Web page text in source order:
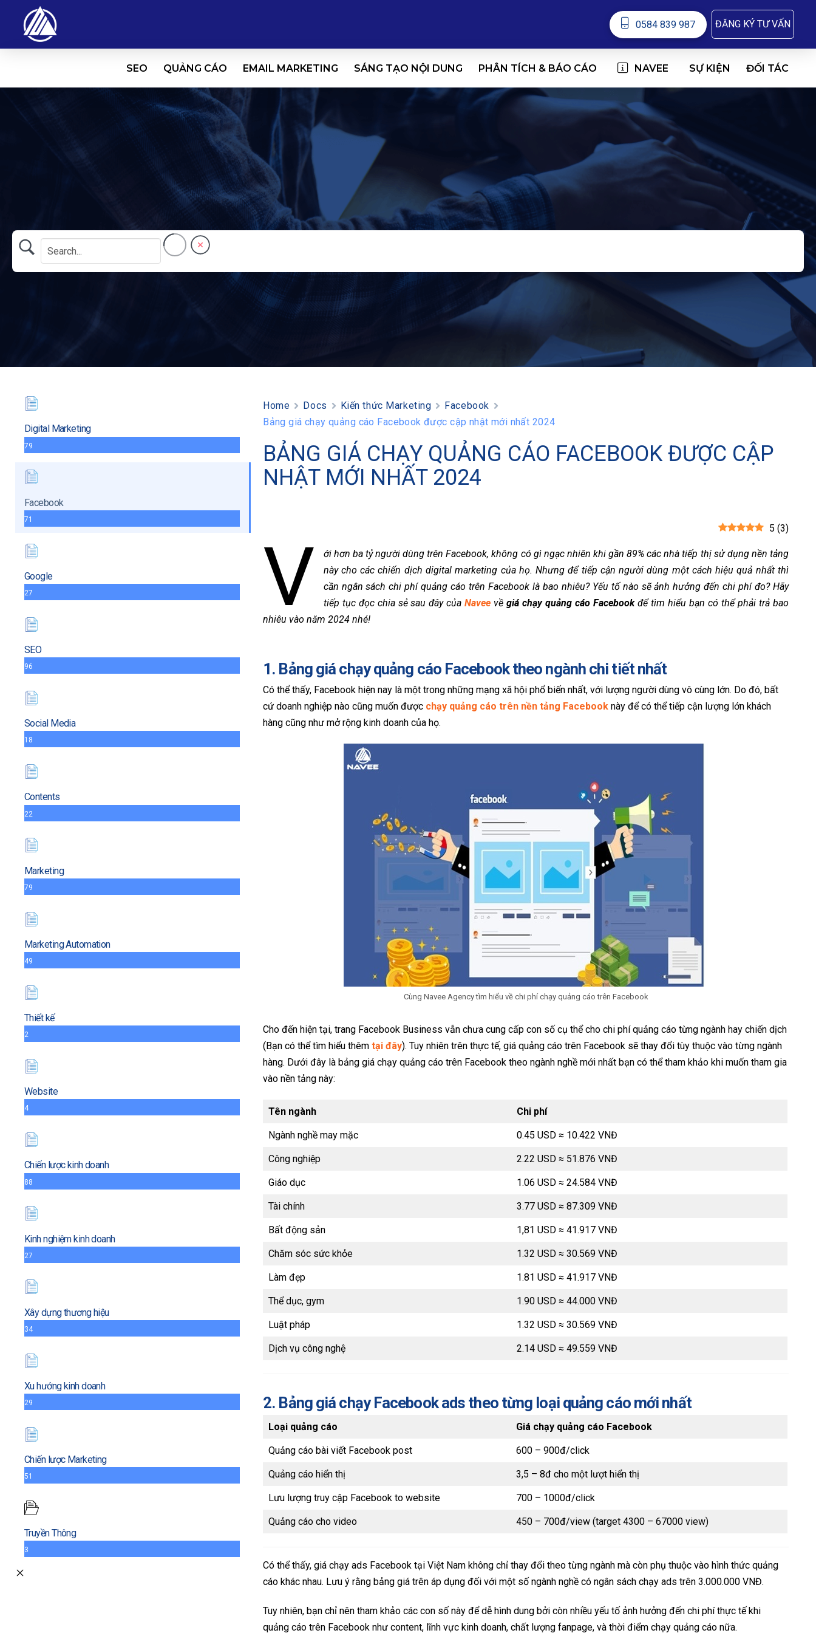
0584 839 987 ĐĂNG KÝ TƯ VẤN
SEO QUẢNG CÁO EMAIL MARKETING SÁNG TẠO NỘI DUNG PHÂN TÍCH & BÁO CÁO NAVEE SỰ KIỆN ĐỐI TÁC
Digital Marketing
79
Facebook
71
Google
27
SEO
96
Social Media
18
Contents
22
Marketing
79
Marketing Automation
49
Thiết kế
2
Website
4
Chiến lược kinh doanh
88
Kinh nghiệm kinh doanh
27
Xây dựng thương hiệu
34
Xu hướng kinh doanh
29
Chiến lược Marketing
51
Truyền Thông
3
Home Docs Kiến thức Marketing
Facebook
Bảng giá chạy quảng cáo Facebook được cập nhật mới nhất 2024
BẢNG GIÁ CHẠY QUẢNG CÁO FACEBOOK ĐƯỢC CẬP
NHẬT MỚI NHẤT 2024
5 (3)
V
ới hơn ba tỷ người dùng trên Facebook, không có gì ngạc nhiên khi gần 89% các nhà tiếp thị sử dụng nền tảng
này cho các chiến dịch digital marketing của họ. Nhưng để tiếp cận người dùng một cách hiệu quả nhất thì
cần ngân sách chi phí quảng cáo trên Facebook là bao nhiêu? Yếu tố nào sẽ ảnh hưởng đến chi phí đo? Hãy
tiếp tục đọc chia sẻ sau đây củaNavee vềgiá chạy quảng cáo Facebookđể tìm hiểu bạn có thể phải trả bao
nhiêu vào năm 2024 nhé!
1. Bảng giá chạy quảng cáo Facebook theo ngành chi tiết nhất
Có thể thấy, Facebook hiện nay là một trong những mạng xã hội phổ biến nhất, với lượng người dùng vô cùng lớn. Do đó, bất
cứ doanh nghiệp nào cũng muốn được chạy quảng cáo trên nền tảng Facebook này để có thể tiếp cận lượng lớn khách
hàng cũng như mở rộng kinh doanh của họ.
Cùng Navee Agency tìm hiểu về chi phí chạy quảng cáo trên Facebook
Cho đến hiện tại, trang Facebook Business vẫn chưa cung cấp con số cụ thể cho chi phí quảng cáo từng ngành hay chiến dịch
(Bạn có thể tìm hiểu thêmtại đây). Tuy nhiên trên thực tế, giá quảng cáo trên Facebook sẽ thay đổi tùy thuộc vào từng ngành
hàng. Dưới đây là bảng giá chạy quảng cáo trên Facebook theo ngành nghề mới nhất bạn có thể tham khảo khi muốn tham gia
vào nền tảng này:
Tên ngành Chi phí
Ngành nghề may mặc 0.45 USD ≈ 10.422 VNĐ
Công nghiệp 2.22 USD ≈ 51.876 VNĐ
Giáo dục 1.06 USD ≈ 24.584 VNĐ
Tài chính 3.77 USD ≈ 87.309 VNĐ
Bất động sản 1,81 USD ≈ 41.917 VNĐ
Chăm sóc sức khỏe 1.32 USD ≈ 30.569 VNĐ
Làm đẹp 1.81 USD ≈ 41.917 VNĐ
Thể dục, gym 1.90 USD ≈ 44.000 VNĐ
Luật pháp 1.32 USD ≈ 30.569 VNĐ
Dịch vụ công nghệ 2.14 USD ≈ 49.559 VNĐ
2. Bảng giá chạy Facebook ads theo từng loại quảng cáo mới nhất
Loại quảng cáo Giá chạy quảng cáo Facebook
Quảng cáo bài viết Facebook post 600 – 900đ/click
Quảng cáo hiển thị 3,5 – 8đ cho một lượt hiển thị
Lưu lượng truy cập Facebook to website 700 – 1000đ/click
Quảng cáo cho video 450 – 700đ/view (target 4300 – 67000 view)
Có thể thấy, giá chạy ads Facebook tại Việt Nam không chỉ thay đổi theo từng ngành mà còn phụ thuộc vào hình thức quảng
cáo khác nhau. Lưu ý rằng bảng giá trên áp dụng đối với một số ngành nghề có ngân sách chạy ads trên 3.000.000 VNĐ.
Tuy nhiên, bạn chỉ nên tham khảo các con số này để dễ hình dung bởi còn nhiều yếu tố ảnh hưởng đến chi phí thực tế khi
quảng cáo trên Facebook như content, lĩnh vực kinh doanh, chất lượng fanpage, và thời điểm chạy quảng cáo nữa.